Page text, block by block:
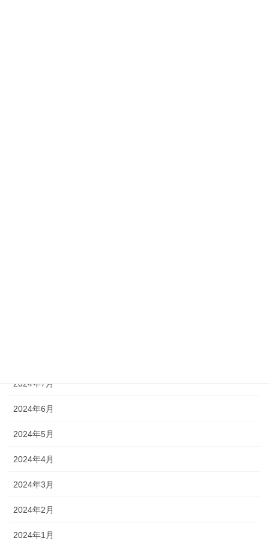
2024年7月
2024年6月
2024年5月
2024年4月
2024年3月
2024年2月
2024年1月